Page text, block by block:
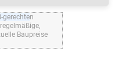
gerechten
Baupreise